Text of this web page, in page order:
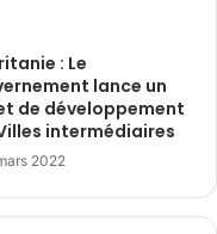
: Le
lance un
de développement
intermédiaires
2022